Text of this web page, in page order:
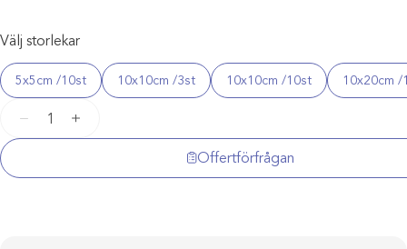
Välj storlekar
5x5cm /10st 10x10cm /3st 10x10cm /10st 10x20cm /
Smith&Nephew
Non-
Adhesive
+
Offertförfrågan